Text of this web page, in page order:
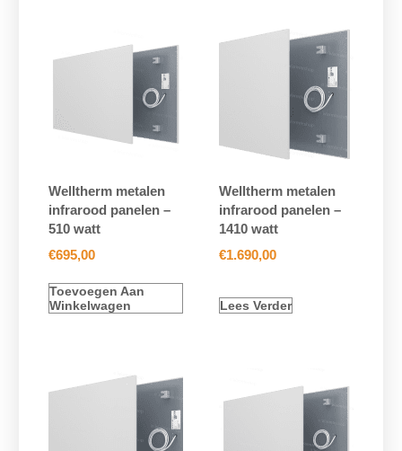
Welltherm metalen
infrarood panelen –
510 watt
€695,00
Toevoegen Aan
Winkelwagen
Welltherm metalen
infrarood panelen –
1410 watt
€1.690,00
Lees Verder